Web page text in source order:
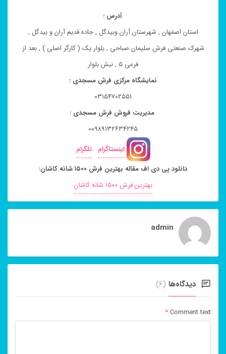
آدرس :
استان اصفهان , شهرستان آران وبیدگل , جاده قدیم آران و بیدگل ,
شهرک صنعتی فرش سلیمان صباحی , بلوار یک ( کارگر اصلی ) , بعد از
فرعی ۵ , نبش بلوار
نمایشگاه مرکزی فرش مسجدی :
۰۳۱۵۴۷۰۲۵۵۱
مدیریت فروش فرش مسجدی :
۰۰۹۸۹۱۳۲۶۳۴۲۴۵
اینستاگرام
تلگرام
دانلود پی دی اف مقاله بهترین فرش ۱۵۰۰ شانه کاشان:
بهترین فرش ۱۵۰۰ شانه کاشان
admin
دیدگاه‌ها (6)
Comment text
*